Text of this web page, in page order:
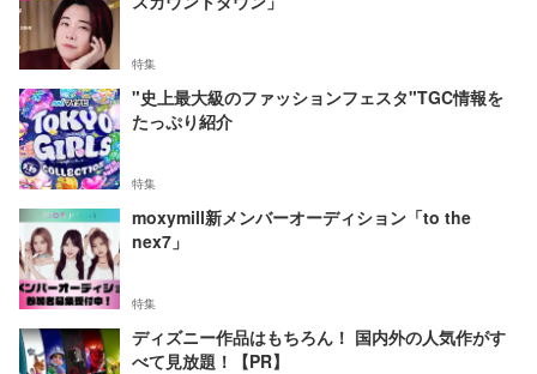
特集
"史上最大級のファッションフェスタ"TGC情報を
たっぷり紹介
特集
moxymill新メンバーオーディション「to the
nex7」
特集
ディズニー作品はもちろん！ 国内外の人気作がす
べて見放題！【PR】